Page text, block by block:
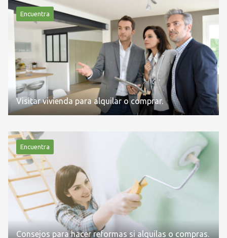
Encuentra
Visitar vivienda para alquilar o comprar.
Encuentra
Consejos para hacer reformas si alquilas o compras.